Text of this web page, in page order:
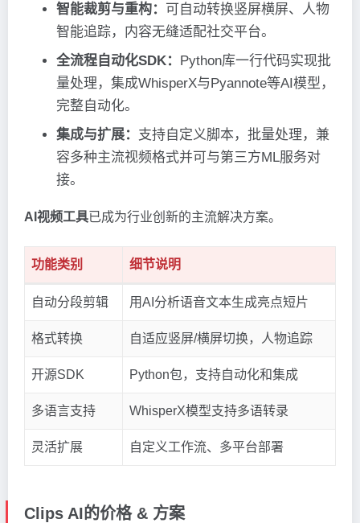
智能裁剪与重构： 可自动转换竖屏横屏、人物
智能追踪，内容无缝适配社交平台。
全流程自动化SDK： Python库一行代码实现批
量处理，集成WhisperX与Pyannote等AI模型，
完整自动化。
集成与扩展： 支持自定义脚本，批量处理，兼
容多种主流视频格式并可与第三方ML服务对
接。
AI视频工具已成为行业创新的主流解决方案。
功能类别 细节说明
自动分段剪辑 用AI分析语音文本生成亮点短片
格式转换 自适应竖屏/横屏切换，人物追踪
开源SDK Python包，支持自动化和集成
多语言支持 WhisperX模型支持多语转录
灵活扩展 自定义工作流、多平台部署
Clips AI的价格 & 方案